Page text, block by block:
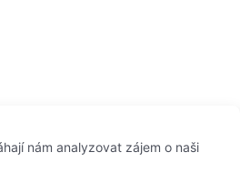
nám analyzovat zájem o naši
vědce provozuje: